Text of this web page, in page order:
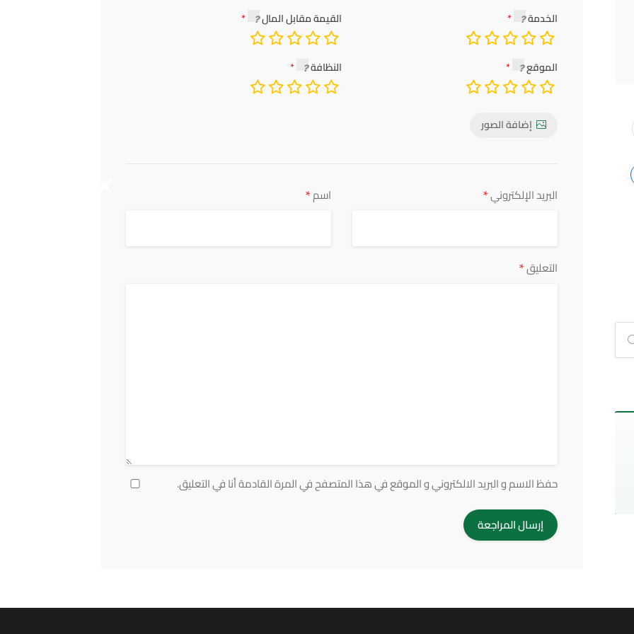
الخدمة القيمة مقابل المال
الموقع النظافة
إضافة الصور
اسم* البريد الإلكتروني*
التعليق*
حفظ الاسم و البريد الالكتروني و الموقع في هذا المتصفح في المرة القادمة أنا في التعليق.